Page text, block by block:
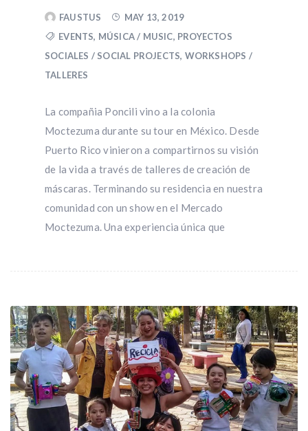
FAUSTUS
MAY 13, 2019
EVENTS, MÚSICA / MUSIC, PROYECTOS
SOCIALES / SOCIAL PROJECTS, WORKSHOPS /
TALLERES
La compañia Poncili vino a la colonia
Moctezuma durante su tour en México. Desde
Puerto Rico vinieron a compartirnos su visión
de la vida a través de talleres de creación de
máscaras. Terminando su residencia en nuestra
comunidad con un show en el Mercado
Moctezuma. Una experiencia única que